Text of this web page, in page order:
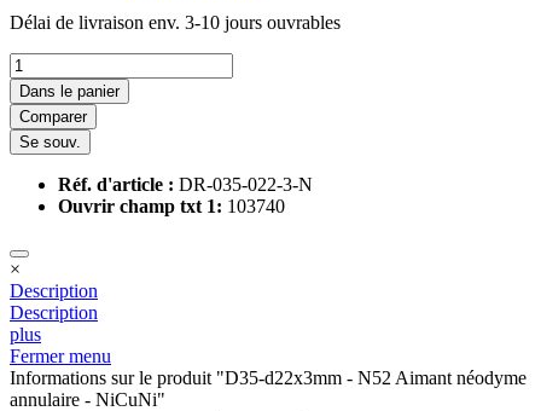
Délai de livraison env. 3-10 jours ouvrables
Dans le panier
Comparer
Se souv.
Réf. d'article : DR-035-022-3-N
Ouvrir champ txt 1: 103740
×
Description
Description
plus
Fermer menu
Informations sur le produit "D35-d22x3mm - N52 Aimant néodyme
annulaire - NiCuNi"